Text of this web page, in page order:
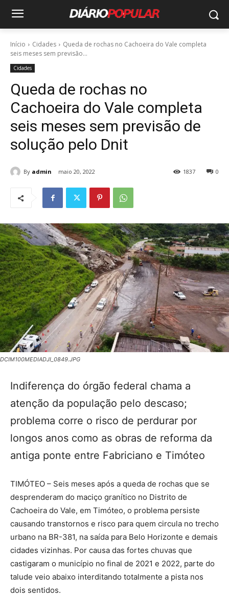
Início Cidades
Queda de rochas no Cachoeira do Vale completa
seis meses sem previsão...
Cidades
Queda de rochas no
Cachoeira do Vale completa
seis meses sem previsão de
solução pelo Dnit
By admin maio 20, 2022 0
1837
DCIM100MEDIADJI_0849.JPG
Indiferença do órgão federal chama a
atenção da população pelo descaso;
problema corre o risco de perdurar por
longos anos como as obras de reforma da
antiga ponte entre Fabriciano e Timóteo
TIMÓTEO – Seis meses após a queda de rochas que se
desprenderam do maciço granítico no Distrito de
Cachoeira do Vale, em Timóteo, o problema persiste
causando transtornos e risco para quem circula no trecho
urbano na BR-381, na saída para Belo Horizonte e demais
cidades vizinhas. Por causa das fortes chuvas que
castigaram o município no final de 2021 e 2022, parte do
talude veio abaixo interditando totalmente a pista nos
dois sentidos.